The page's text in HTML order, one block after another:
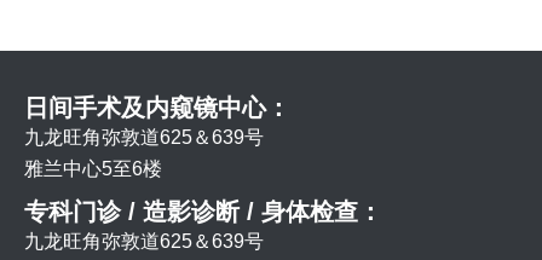
日间手术及内窥镜中心：
九龙旺角弥敦道625＆639号
雅兰中心5至6楼
专科门诊 / 造影诊断 / 身体检查：
九龙旺角弥敦道625＆639号